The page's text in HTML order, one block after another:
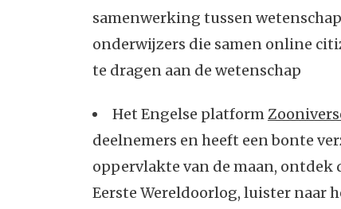
samenwerking tussen
onderwijzers die samen online
te dragen aan de wetenschap
Het Engelse platform
deelnemers en heeft een bonte
oppervlakte van de maan, ontdek
Eerste Wereldoorlog, luister naar